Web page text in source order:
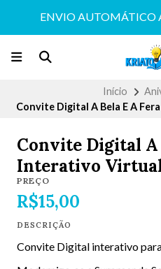
ENVIO AUTOMÁTICO
Início
Convite Digital A Bela E A
Convite Digital A
Interativo
PREÇO
R$15,00
DESCRIÇÃO
Convite Digital interativo